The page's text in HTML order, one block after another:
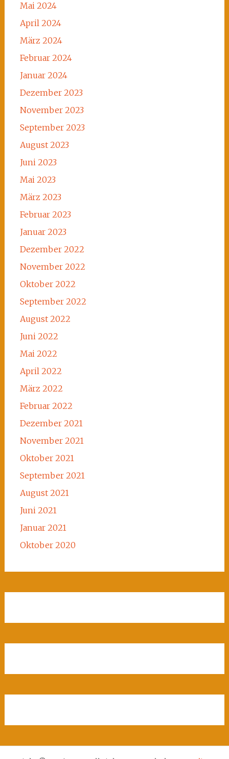
Mai 2024
April 2024
März 2024
Februar 2024
Januar 2024
Dezember 2023
November 2023
September 2023
August 2023
Juni 2023
Mai 2023
März 2023
Februar 2023
Januar 2023
Dezember 2022
November 2022
Oktober 2022
September 2022
August 2022
Juni 2022
Mai 2022
April 2022
März 2022
Februar 2022
Dezember 2021
November 2021
Oktober 2021
September 2021
August 2021
Juni 2021
Januar 2021
Oktober 2020